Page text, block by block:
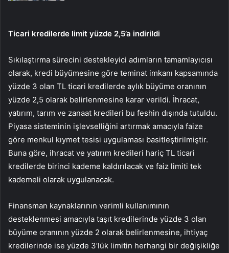
Ticari kredilerde limit yüzde 2,5’a indirildi
Sıkılaştırma sürecini destekleyici adımların tamamlayıcısı
olarak, kredi büyümesine göre teminat imkanı kapsamında
yüzde 3 olan TL ticari kredilerde aylık büyüme oranının
yüzde 2,5 olarak belirlenmesine karar verildi. İhracat,
yatırım, tarım ve zanaat kredileri bu feshin dışında tutuldu.
Piyasa sisteminin işlevselliğini artırmak amacıyla faize
göre menkul kıymet tesisi uygulaması basitleştirilmiştir.
Buna göre, ihracat ve yatırım kredileri hariç TL ticari
kredilerde birinci kademe kaldırılacak ve faiz limiti tek
kademeli olarak uygulanacak.
Finansman kaynaklarının verimli kullanımının
desteklenmesi amacıyla taşıt kredilerinde yüzde 3 olan
büyüme oranının yüzde 2 olarak belirlenmesine, ihtiyaç
kredilerinde ise yüzde 3’lük limitin herhangi bir değişikliğe